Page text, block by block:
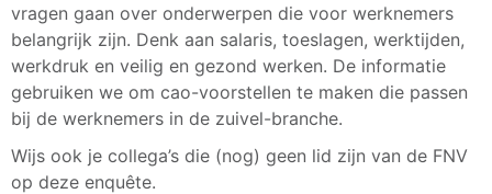
vragen gaan over onderwerpen die voor werknemers
belangrijk zijn. Denk aan salaris, toeslagen, werktijden,
werkdruk en veilig en gezond werken. De informatie
gebruiken we om cao-voorstellen te maken die passen
bij de werknemers in de zuivel-branche.
Wijs ook je collega’s die (nog) geen lid zijn van de FNV
op deze enquête.